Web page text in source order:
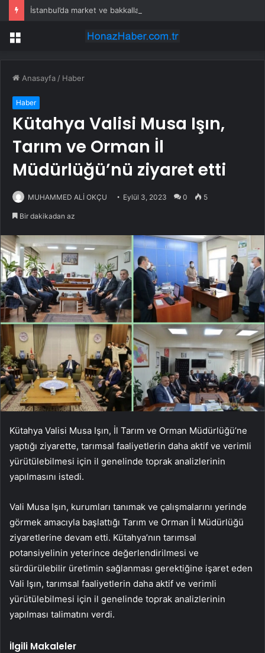
Menü
Anasayfa / Haber
Haber
Kütahya Valisi Musa Işın,
Tarım ve Orman İl
Müdürlüğü’nü ziyaret etti
MUHAMMED ALİ OKÇU Eylül 3, 2023 0 5
Bir dakikadan az
Kütahya Valisi Musa Işın, İl Tarım ve Orman Müdürlüğü’ne
yaptığı ziyarette, tarımsal faaliyetlerin daha aktif ve verimli
yürütülebilmesi için il genelinde toprak analizlerinin
yapılmasını istedi.
Vali Musa Işın, kurumları tanımak ve çalışmalarını yerinde
görmek amacıyla başlattığı Tarım ve Orman İl Müdürlüğü
ziyaretlerine devam etti. Kütahya’nın tarımsal
potansiyelinin yeterince değerlendirilmesi ve
sürdürülebilir üretimin sağlanması gerektiğine işaret eden
Vali Işın, tarımsal faaliyetlerin daha aktif ve verimli
yürütülebilmesi için il genelinde toprak analizlerinin
yapılması talimatını verdi.
İlgili Makaleler